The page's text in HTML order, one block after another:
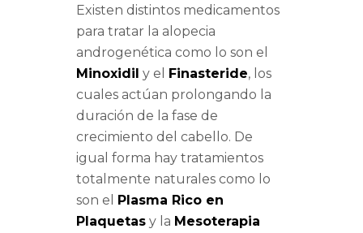
Existen distintos medicamentos
para tratar la alopecia
androgenética como lo son el
Minoxidil y el Finasteride, los
cuales actúan prolongando la
duración de la fase de
crecimiento del cabello. De
igual forma hay tratamientos
totalmente naturales como lo
son el Plasma Rico en
Plaquetas y la Mesoterapia